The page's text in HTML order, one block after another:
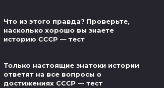
Что из этого правда? Проверьте,
насколько хорошо вы знаете
историю СССР — тест
Только настоящие знатоки истории
ответят на все вопросы о
достижениях СССР — тест